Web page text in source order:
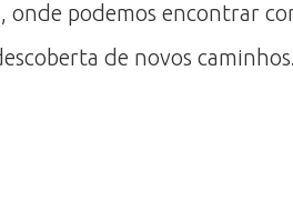
podemos encontrar
de novos caminhos.